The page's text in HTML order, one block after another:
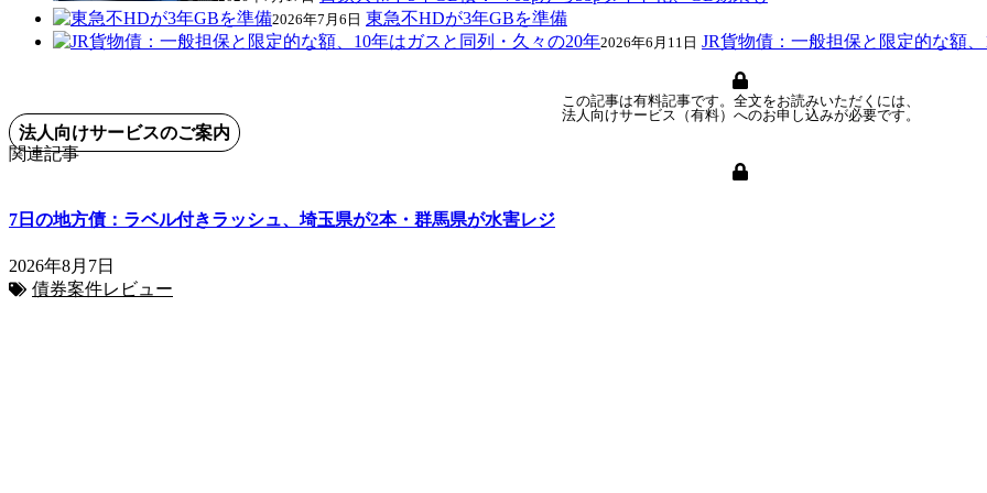
2026年7月6日 東急不HDが3年GBを準備
2026年6月11日 JR貨物債：一般担保と限定的な額
この記事は有料記事です。全文をお読みいただくには、
法人向けサービス（有料）へのお申し込みが必要です。
法人向けサービスのご案内
関連記事
7日の地方債：ラベル付きラッシュ、埼玉県が2本・群馬県が水害レジ
2026年8月7日
債券案件レビュー